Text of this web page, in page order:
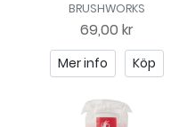
BRUSHWORKS
69,00 kr
Mer info Köp